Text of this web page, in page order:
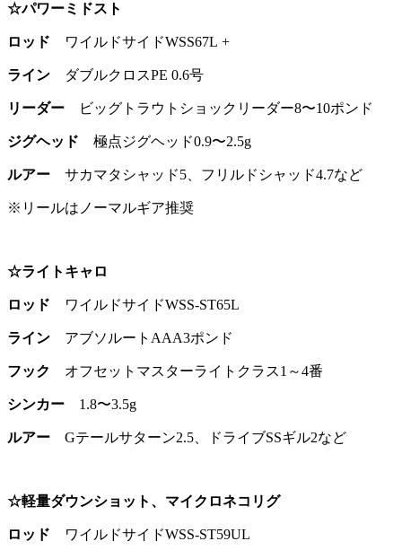
☆パワーミドスト
ロッド ワイルドサイドWSS67L +
ライン ダブルクロスPE 0.6号
リーダー ビッグトラウトショックリーダー8〜10ポンド
ジグヘッド 極点ジグヘッド0.9〜2.5g
ルアー サカマタシャッド5、フリルドシャッド4.7など
※リールはノーマルギア推奨
☆ライトキャロ
ロッド ワイルドサイドWSS-ST65L
ライン アブソルートAAA3ポンド
フック オフセットマスターライトクラス1～4番
シンカー 1.8〜3.5g
ルアー Gテールサターン2.5、ドライブSSギル2など
☆軽量ダウンショット、マイクロネコリグ
ロッド ワイルドサイドWSS-ST59UL